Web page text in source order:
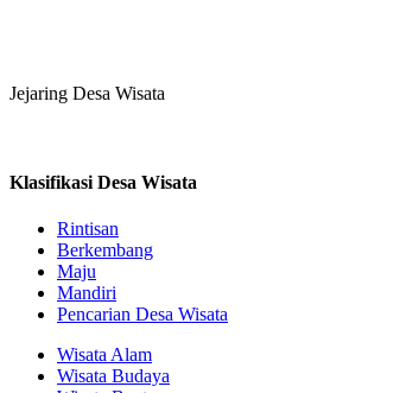
Jejaring Desa Wisata
Klasifikasi Desa Wisata
Rintisan
Berkembang
Maju
Mandiri
Pencarian Desa Wisata
Wisata Alam
Wisata Budaya